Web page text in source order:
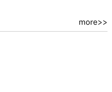
more>>